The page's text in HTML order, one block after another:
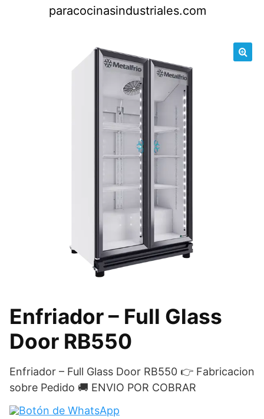
paracocinasindustriales.com
Enfriador – Full Glass
Door RB550
Enfriador – Full Glass Door RB550 👉 Fabricacion
sobre Pedido 🚚 ENVIO POR COBRAR